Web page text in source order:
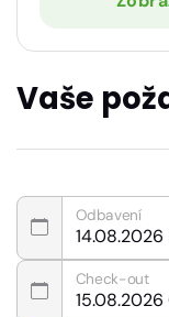
Vaše
Odbavení
Check-out